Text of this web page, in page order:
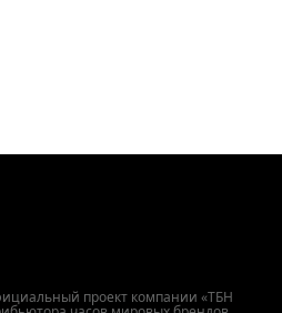
проект компании «ТБН